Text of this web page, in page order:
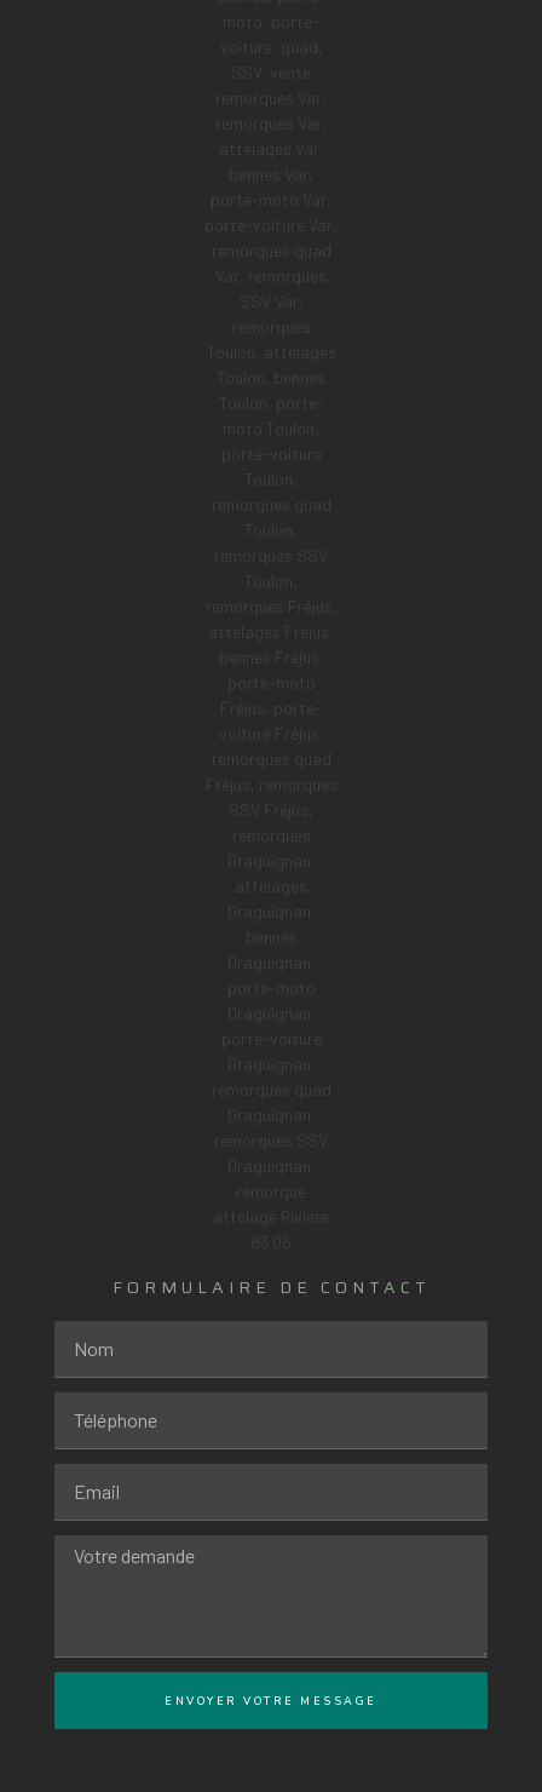
FORMULAIRE DE CONTACT
ENVOYER VOTRE MESSAGE